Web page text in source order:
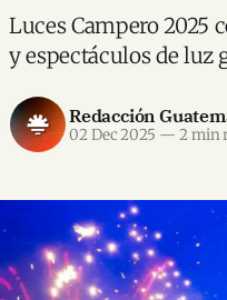
Luces Campero 2025
y espectáculos de luz
Redacción
02 Dec 2025 — 2 min